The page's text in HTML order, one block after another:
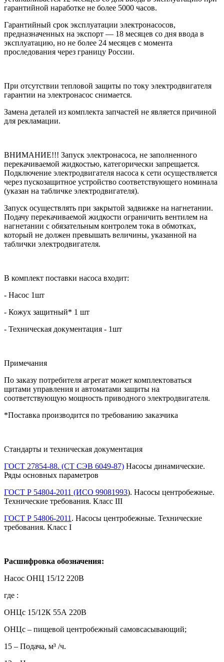
гарантийной наработке не более 5000 часов.
Гарантийный срок эксплуатации электронасосов,
предназначенных на экспорт — 18 месяцев со дня ввода в
эксплуатацию, но не более 24 месяцев с момента
проследования через границу России.
При отсутствии тепловой защиты по току электродвигателя
гарантии на электронасос снимается.
Замена деталей из комплекта запчастей не является причиной
для рекламации.
ВНИМАНИЕ!!! Запуск электронасоса, не заполненного
перекачиваемой жидкостью, категорически запрещается.
Подключение электродвигателя насоса к сети осуществляется
через пускозащитное устройство соответствующего номинала
(указан на табличке электродвигателя).
Запуск осуществлять при закрытой задвижке на нагнетании.
Подачу перекачиваемой жидкости ограничить вентилем на
нагнетании с обязательным контролем тока в обмотках,
который не должен превышать величины, указанной на
таблички электродвигателя.
В комплект поставки насоса входит:
- Насос 1шт
- Кожух защитный* 1 шт
- Техническая документация - 1шт
Примечания
По заказу потребителя агрегат может комплектоваться
щитами управления и автоматами защиты на
соответствующую мощность приводного электродвигателя.
*Поставка производится по требованию заказчика
Стандарты и техническая документация
ГОСТ 27854-88. (СТ СЭВ 6049-87) Насосы динамические.
Ряды основных параметров
ГОСТ Р 54804-2011 (ИСО 99081993). Насосы центробежные.
Технические требования. Класс III
ГОСТ Р 54806-2011 . Насосы центробежные. Технические
требования. Класс I
Расшифровка обозначения:
Насос ОНЦ 15/12 220В
где :
ОНЦс 15/12К 55А 220В
ОНЦс – пищевой центробежный самовсасывающий;
15 – Подача, м³ /ч.